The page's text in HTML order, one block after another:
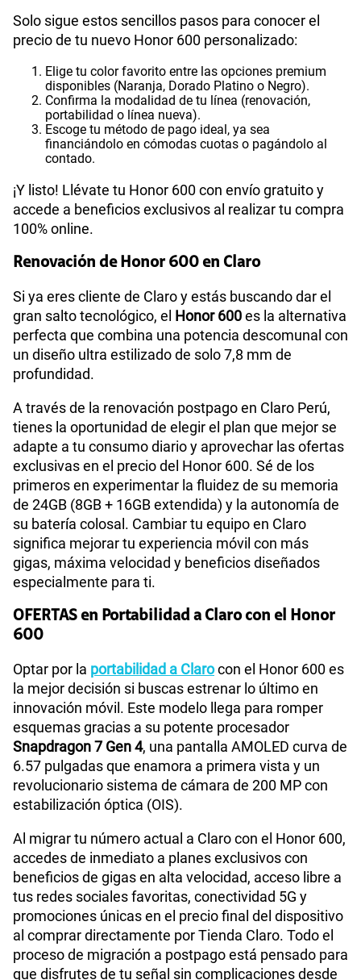
Solo sigue estos sencillos pasos para conocer el
precio de tu nuevo Honor 600 personalizado:
Elige tu color favorito entre las opciones premium
disponibles (Naranja, Dorado Platino o Negro).
Confirma la modalidad de tu línea (renovación,
portabilidad o línea nueva).
Escoge tu método de pago ideal, ya sea
financiándolo en cómodas cuotas o pagándolo al
contado.
¡Y listo! Llévate tu Honor 600 con envío gratuito y
accede a beneficios exclusivos al realizar tu compra
100% online.
Renovación de Honor 600 en Claro
Si ya eres cliente de Claro y estás buscando dar el
gran salto tecnológico, el Honor 600es la alternativa
perfecta que combina una potencia descomunal con
un diseño ultra estilizado de solo 7,8 mm de
profundidad.
A través de la renovación postpago en Claro Perú,
tienes la oportunidad de elegir el plan que mejor se
adapte a tu consumo diario y aprovechar las ofertas
exclusivas en el precio del Honor 600. Sé de los
primeros en experimentar la fluidez de su memoria
de 24GB (8GB + 16GB extendida) y la autonomía de
su batería colosal. Cambiar tu equipo en Claro
significa mejorar tu experiencia móvil con más
gigas, máxima velocidad y beneficios diseñados
especialmente para ti.
OFERTAS en Portabilidad a Claro con el Honor
600
Optar por la portabilidad a Clarocon el Honor 600 es
la mejor decisión si buscas estrenar lo último en
innovación móvil. Este modelo llega para romper
esquemas gracias a su potente procesador
Snapdragon 7 Gen 4, una pantalla AMOLED curva de
6.57 pulgadas que enamora a primera vista y un
revolucionario sistema de cámara de 200 MP con
estabilización óptica (OIS).
Al migrar tu número actual a Claro con el Honor 600,
accedes de inmediato a planes exclusivos con
beneficios de gigas en alta velocidad, acceso libre a
tus redes sociales favoritas, conectividad 5G y
promociones únicas en el precio final del dispositivo
al comprar directamente por Tienda Claro. Todo el
proceso de migración a postpago está pensado para
que disfrutes de tu señal sin complicaciones desde